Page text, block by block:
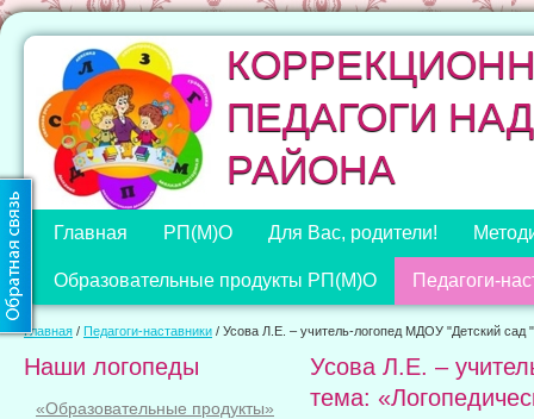
ПЕДАГОГИ
РАЙОНА
Главная РП(М)О Для Вас, родители!
Образовательные продукты РП(М)О Педагоги-
Главная / Педагоги-наставники / Усова Л.Е. – учитель-логопед МДОУ "Детский сад
Наши логопеды
«Образовательные продукты»
Усова Л.Е. –
тема: